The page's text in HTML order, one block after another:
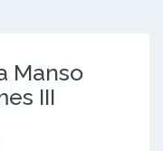
Manso
III